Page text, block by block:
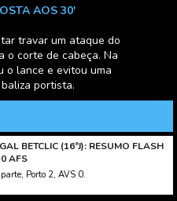
AOS 30'
travar um ataque do
o corte de cabeça. Na
o lance e evitou uma
portista.
BETCLIC (16ªJ): RESUMO FLASH
AFS
Porto 2, AVS 0.